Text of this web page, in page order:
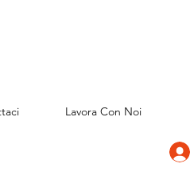
Lavora Con Noi